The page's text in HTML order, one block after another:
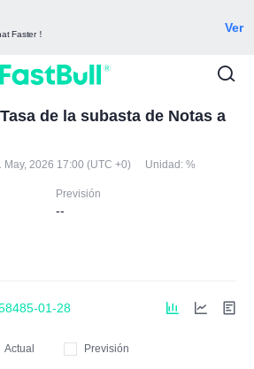
Faster！ Ver
de la subasta de Notas a
May, 2026 17:00 (UTC +0) Unidad: %
Previsión
--
01-28
Actual
Previsión